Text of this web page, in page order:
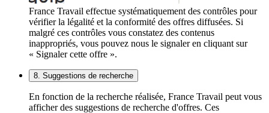
France Travail effectue systématiquement des contrôles pour
vérifier la légalité et la conformité des offres diffusées. Si
malgré ces contrôles vous constatez des contenus
inappropriés, vous pouvez nous le signaler en cliquant sur
« Signaler cette offre ».
8. Suggestions de recherche
En fonction de la recherche réalisée, France Travail peut vous
afficher des suggestions de recherche d'offres. Ces